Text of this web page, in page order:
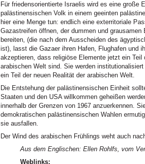
Für friedensorientierte Israelis wird es eine große
palästinensischen Volk in einem geeinten
hier eine Menge tun: endlich eine exterritoriale
Gazastreifen öffnen, der dummen und
bereiten, (die nach dem Ausscheiden des
ist), lasst die Gazaer ihren Hafen, Flughafen und
akzeptieren, dass religiöse Elemente jetzt ein
arabischen Welt sind. Sie werden
ein Teil der neuen Realität der arabischen Welt.
Die Entstehung der palästinensischen Einheit
Staaten und den USA willkommen geheißen
innerhalb der Grenzen von 1967 anzuerkennen.
demokratischen palästinensischen Wahlen
sie ausfallen.
Der Wind des arabischen Frühlings weht auch
Aus dem Englischen: Ellen Rohlfs, vom
Weblinks: